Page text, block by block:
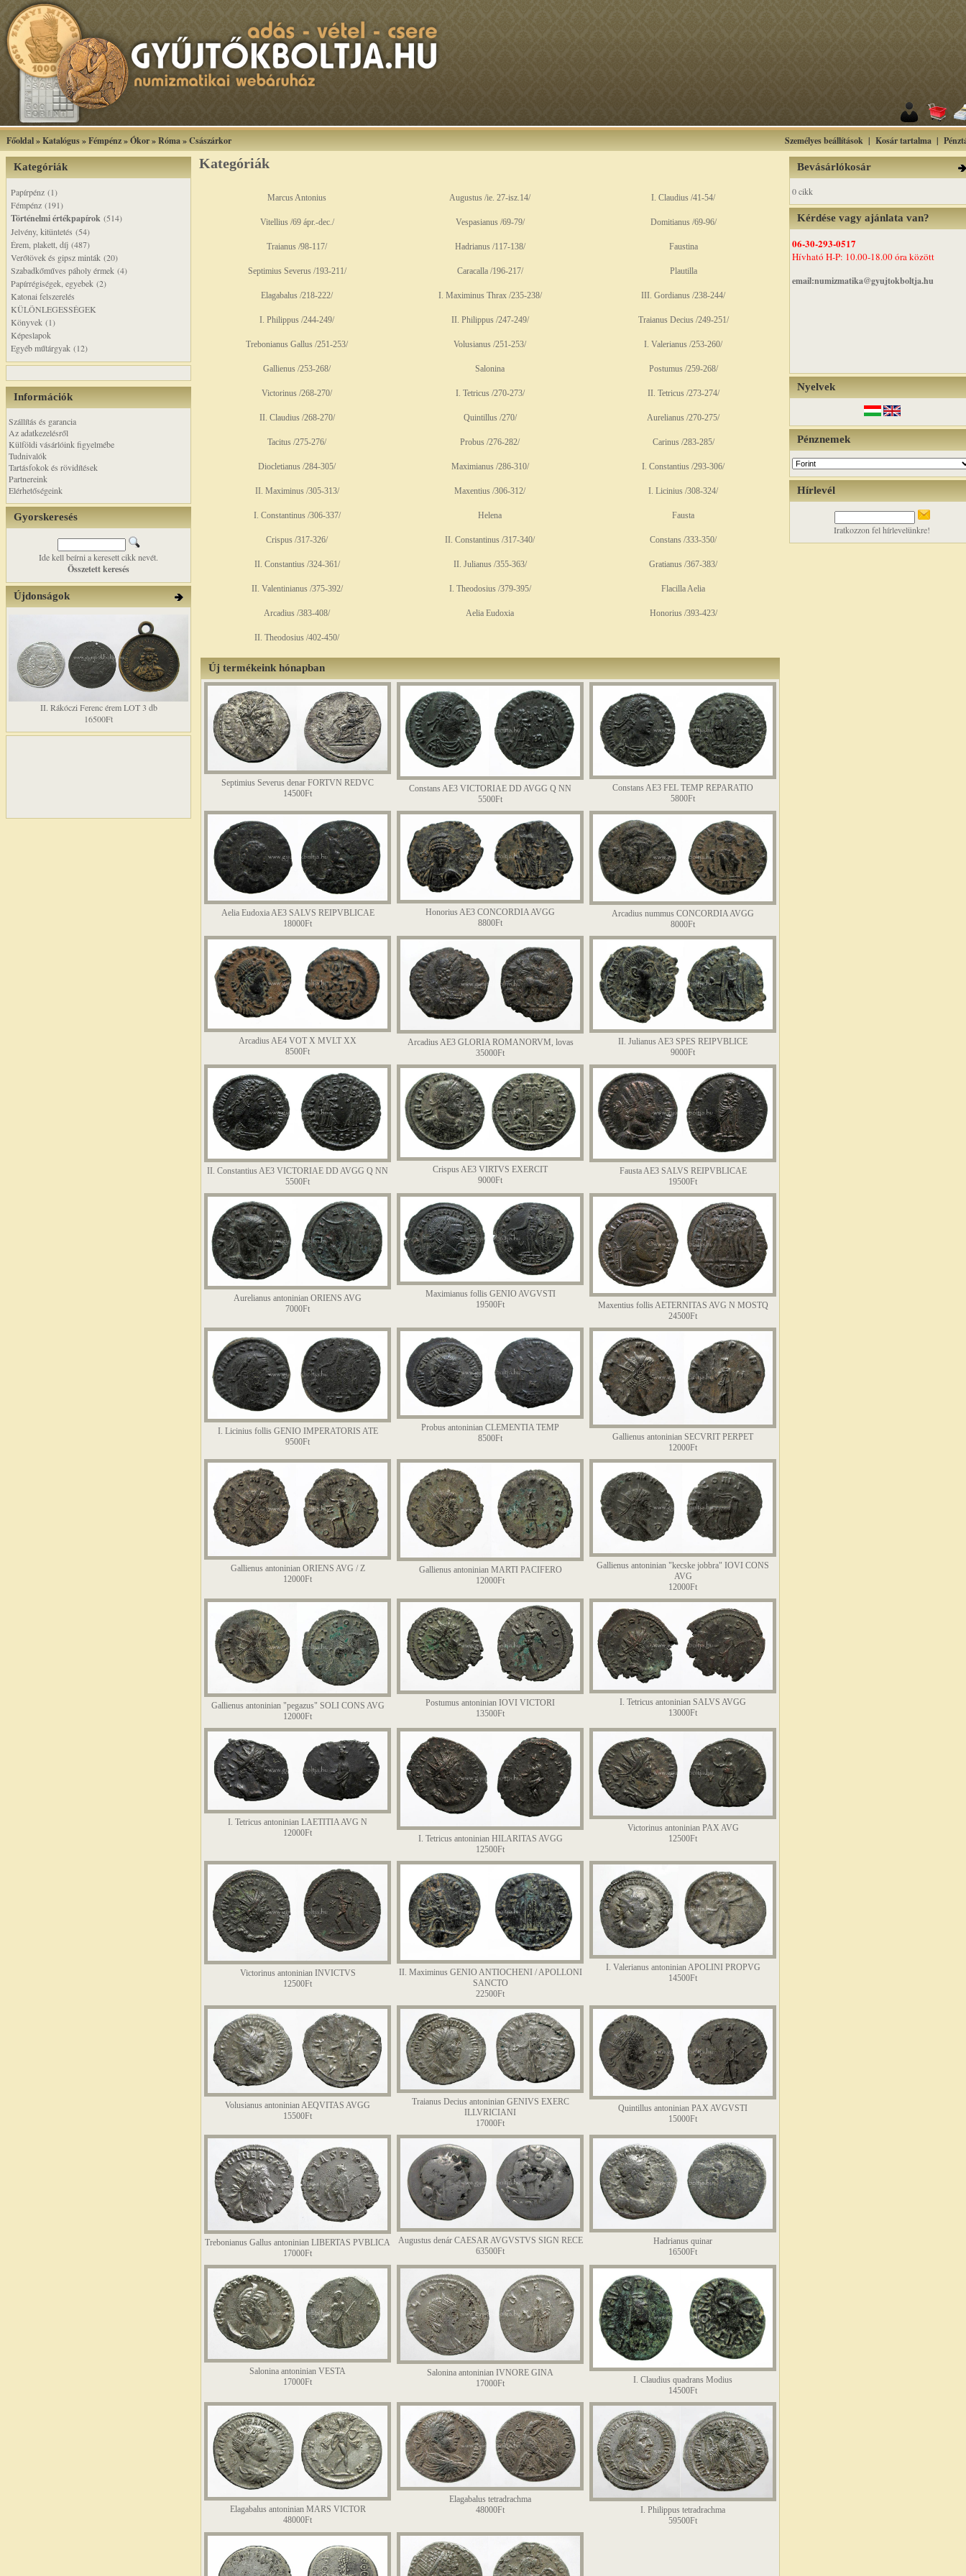
Főoldal»Katalógus»Fémpénz»Ókor»Róma»Császárkor Személyes beállítások | Kosár tartalma |
Kategóriák
Papírpénz (1)
Fémpénz (191)
Történelmi értékpapírok (514)
Jelvény, kitüntetés (54)
Érem, plakett, díj (487)
Verőtövek és gipsz minták (20)
Szabadkőműves páholy érmek (4)
Papírrégiségek, egyebek (2)
Katonai felszerelés
KÜLÖNLEGESSÉGEK
Könyvek (1)
Képeslapok
Egyéb műtárgyak (12)
Információk
Szállítás és garancia
Az adatkezelésről
Külföldi vásárlóink figyelmébe
Tudnivalók
Tartásfokok és rövidítések
Partnereink
Elérhetőségeink
Gyorskeresés
Ide kell beírni a keresett cikk nevét.
Összetett keresés
Újdonságok
II. Rákóczi Ferenc érem LOT 3 db
16500Ft
Kategóriák
Marcus Antonius Augustus /ie. 27-isz.14/ I. Claudius /41-54/
Vitellius /69 ápr.-dec./ Vespasianus /69-79/ Domitianus /69-96/
Traianus /98-117/ Hadrianus /117-138/ Faustina
Septimius Severus /193-211/ Caracalla /196-217/ Plautilla
Elagabalus /218-222/ I. Maximinus Thrax /235-238/ III. Gordianus /238-244/
I. Philippus /244-249/ II. Philippus /247-249/ Traianus Decius /249-251/
Trebonianus Gallus /251-253/ Volusianus /251-253/ I. Valerianus /253-260/
Gallienus /253-268/ Salonina Postumus /259-268/
Victorinus /268-270/ I. Tetricus /270-273/ II. Tetricus /273-274/
II. Claudius /268-270/ Quintillus /270/ Aurelianus /270-275/
Tacitus /275-276/ Probus /276-282/ Carinus /283-285/
Diocletianus /284-305/ Maximianus /286-310/ I. Constantius /293-306/
II. Maximinus /305-313/ Maxentius /306-312/ I. Licinius /308-324/
I. Constantinus /306-337/ Helena Fausta
Crispus /317-326/ II. Constantinus /317-340/ Constans /333-350/
II. Constantius /324-361/ II. Julianus /355-363/ Gratianus /367-383/
II. Valentinianus /375-392/ I. Theodosius /379-395/ Flacilla Aelia
Arcadius /383-408/ Aelia Eudoxia Honorius /393-423/
II. Theodosius /402-450/
Új termékeink hónapban
Septimius Severus denar FORTVN REDVC
14500Ft
Constans AE3 VICTORIAE DD AVGG Q NN
5500Ft
Constans AE3 FEL TEMP REPARATIO
5800Ft
Aelia Eudoxia AE3 SALVS REIPVBLICAE
18000Ft
Honorius AE3 CONCORDIA AVGG
8800Ft
Arcadius nummus CONCORDIA AVGG
8000Ft
Arcadius AE4 VOT X MVLT XX
8500Ft
Arcadius AE3 GLORIA ROMANORVM, lovas
35000Ft
II. Julianus AE3 SPES REIPVBLICE
9000Ft
II. Constantius AE3 VICTORIAE DD AVGG Q NN
5500Ft
Crispus AE3 VIRTVS EXERCIT
9000Ft
Fausta AE3 SALVS REIPVBLICAE
19500Ft
Aurelianus antoninian ORIENS AVG
7000Ft
Maximianus follis GENIO AVGVSTI
19500Ft
Maxentius follis AETERNITAS AVG N MOSTQ
24500Ft
I. Licinius follis GENIO IMPERATORIS ATE
9500Ft
Probus antoninian CLEMENTIA TEMP
8500Ft
Gallienus antoninian SECVRIT PERPET
12000Ft
Gallienus antoninian ORIENS AVG / Z
12000Ft
Gallienus antoninian MARTI PACIFERO
12000Ft
Gallienus antoninian "kecske jobbra" IOVI CONS
AVG
12000Ft
Gallienus antoninian "pegazus" SOLI CONS AVG
12000Ft
Postumus antoninian IOVI VICTORI
13500Ft
I. Tetricus antoninian SALVS AVGG
13000Ft
I. Tetricus antoninian LAETITIA AVG N
12000Ft
I. Tetricus antoninian HILARITAS AVGG
12500Ft
Victorinus antoninian PAX AVG
12500Ft
Victorinus antoninian INVICTVS
12500Ft
II. Maximinus GENIO ANTIOCHENI / APOLLONI
SANCTO
22500Ft
I. Valerianus antoninian APOLINI PROPVG
14500Ft
Volusianus antoninian AEQVITAS AVGG
15500Ft
Traianus Decius antoninian GENIVS EXERC
ILLVRICIANI
17000Ft
Quintillus antoninian PAX AVGVSTI
15000Ft
Trebonianus Gallus antoninian LIBERTAS PVBLICA
17000Ft
Augustus denár CAESAR AVGVSTVS SIGN RECE
63500Ft
Hadrianus quinar
16500Ft
Salonina antoninian VESTA
17000Ft
Salonina antoninian IVNORE GINA
17000Ft
I. Claudius quadrans Modius
14500Ft
Elagabalus antoninian MARS VICTOR
48000Ft
Elagabalus tetradrachma
48000Ft
I. Philippus tetradrachma
59500Ft
Bevásárlókosár
0 cikk
Kérdése vagy ajánlata van?
06-30-293-0517
Hívható H-P: 10.00-18.00 óra között
email:numizmatika@gyujtokboltja.hu
Nyelvek
Pénznemek
Hírlevél
Iratkozzon fel hírlevelünkre!